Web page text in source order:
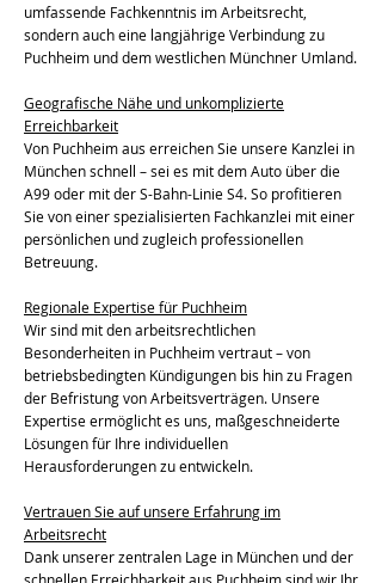
umfassende Fachkenntnis im Arbeitsrecht,
sondern auch eine langjährige Verbindung zu
Puchheim und dem westlichen Münchner Umland.
Geografische Nähe und unkomplizierte
Erreichbarkeit
Von Puchheim aus erreichen Sie unsere Kanzlei in
München schnell – sei es mit dem Auto über die
A99 oder mit der S-Bahn-Linie S4. So profitieren
Sie von einer spezialisierten Fachkanzlei mit einer
persönlichen und zugleich professionellen
Betreuung.
Regionale Expertise für Puchheim
Wir sind mit den arbeitsrechtlichen
Besonderheiten in Puchheim vertraut – von
betriebsbedingten Kündigungen bis hin zu Fragen
der Befristung von Arbeitsverträgen. Unsere
Expertise ermöglicht es uns, maßgeschneiderte
Lösungen für Ihre individuellen
Herausforderungen zu entwickeln.
Vertrauen Sie auf unsere Erfahrung im
Arbeitsrecht
Dank unserer zentralen Lage in München und der